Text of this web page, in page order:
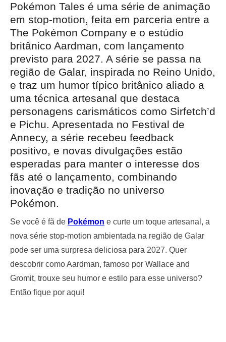
Pokémon Tales é uma série de animação
em stop-motion, feita em parceria entre a
The Pokémon Company e o estúdio
britânico Aardman, com lançamento
previsto para 2027. A série se passa na
região de Galar, inspirada no Reino Unido,
e traz um humor típico britânico aliado a
uma técnica artesanal que destaca
personagens carismáticos como Sirfetch’d
e Pichu. Apresentada no Festival de
Annecy, a série recebeu feedback
positivo, e novas divulgações estão
esperadas para manter o interesse dos
fãs até o lançamento, combinando
inovação e tradição no universo
Pokémon.
Se você é fã de Pokémon e curte um toque artesanal, a
nova série stop-motion ambientada na região de Galar
pode ser uma surpresa deliciosa para 2027. Quer
descobrir como Aardman, famoso por Wallace and
Gromit, trouxe seu humor e estilo para esse universo?
Então fique por aqui!